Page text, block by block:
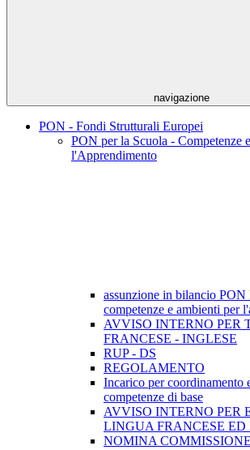
navigazione
PON - Fondi Strutturali Europei
PON per la Scuola - Competenze
l'Apprendimento
assunzione in bilancio PON
competenze e ambienti per
AVVISO INTERNO PER
FRANCESE - INGLESE
RUP - DS
REGOLAMENTO
Incarico per coordinamento
competenze di base
AVVISO INTERNO PER
LINGUA FRANCESE ED
NOMINA